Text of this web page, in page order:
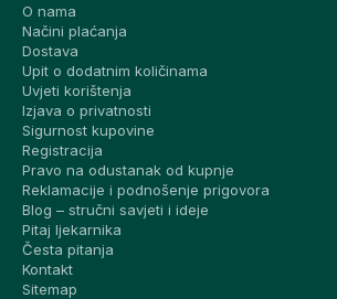
O nama
Načini plaćanja
Dostava
Upit o dodatnim količinama
Uvjeti korištenja
Izjava o privatnosti
Sigurnost kupovine
Registracija
Pravo na odustanak od kupnje
Reklamacije i podnošenje prigovora
Blog – stručni savjeti i ideje
Pitaj ljekarnika
Česta pitanja
Kontakt
Sitemap